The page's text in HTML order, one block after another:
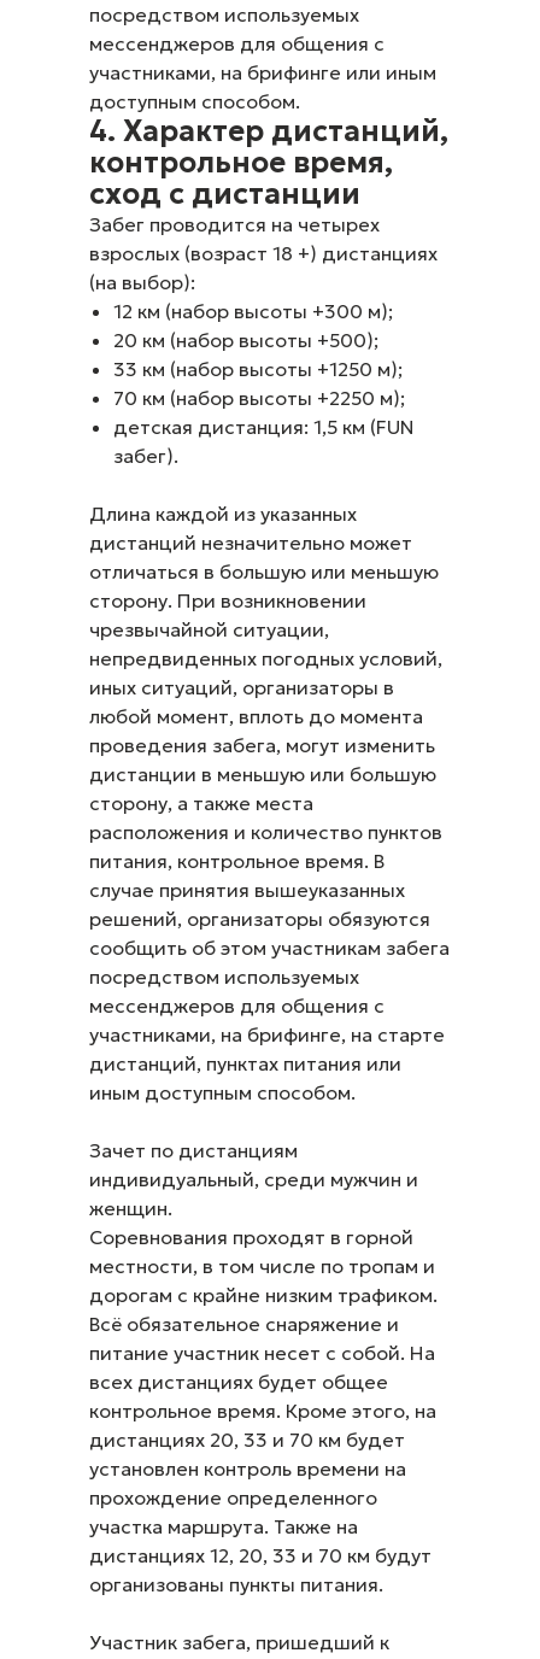
посредством используемых
мессенджеров для общения с
участниками, на брифинге или иным
доступным способом.
4. Характер дистанций,
контрольное время,
сход с дистанции
Забег проводится на четырех
взрослых (возраст 18 +) дистанциях
(на выбор):
12 км (набор высоты +300 м);
20 км (набор высоты +500);
33 км (набор высоты +1250 м);
70 км (набор высоты +2250 м);
детская дистанция: 1,5 км (FUN
забег).
Длина каждой из указанных
дистанций незначительно может
отличаться в большую или меньшую
сторону. При возникновении
чрезвычайной ситуации,
непредвиденных погодных условий,
иных ситуаций, организаторы в
любой момент, вплоть до момента
проведения забега, могут изменить
дистанции в меньшую или большую
сторону, а также места
расположения и количество пунктов
питания, контрольное время. В
случае принятия вышеуказанных
решений, организаторы обязуются
сообщить об этом участникам забега
посредством используемых
мессенджеров для общения с
участниками, на брифинге, на старте
дистанций, пунктах питания или
иным доступным способом.
Зачет по дистанциям
индивидуальный, среди мужчин и
женщин.
Соревнования проходят в горной
местности, в том числе по тропам и
дорогам с крайне низким трафиком.
Всё обязательное снаряжение и
питание участник несет с собой. На
всех дистанциях будет общее
контрольное время. Кроме этого, на
дистанциях 20, 33 и 70 км будет
установлен контроль времени на
прохождение определенного
участка маршрута. Также на
дистанциях 12, 20, 33 и 70 км будут
организованы пункты питания.
Участник забега, пришедший к